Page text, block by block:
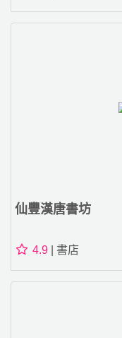
仙豐漢唐書坊
4.9 | 書店